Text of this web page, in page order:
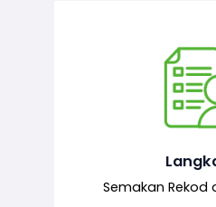
Semakan Rekod
Semakan ke atas
yang pernah